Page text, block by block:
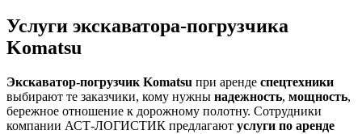
Услуги экскаватора-погрузчика
Komatsu
Экскаватор-погрузчик Komatsu при аренде спецтехники
выбирают те заказчики, кому нужны надежность, мощность,
бережное отношение к дорожному полотну. Сотрудники
компании АСТ-ЛОГИСТИК предлагают услуги по аренде